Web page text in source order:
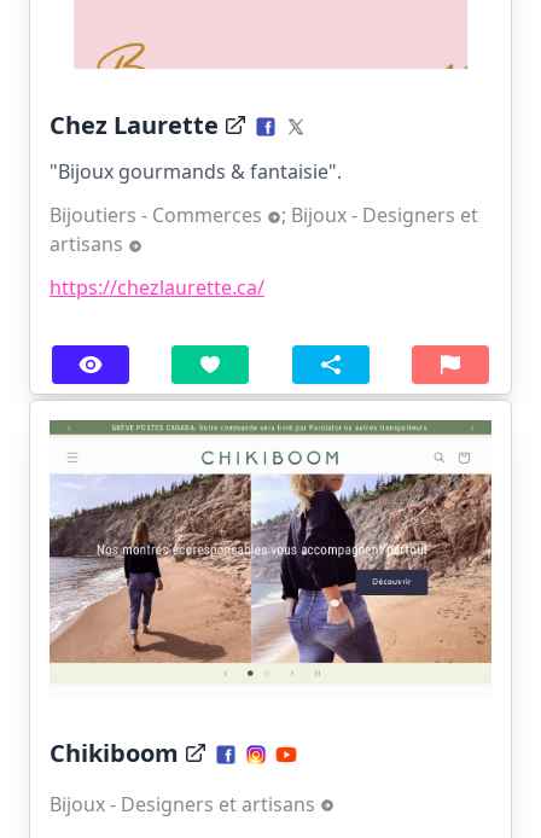
Chez Laurette
"Bijoux gourmands & fantaisie".
Bijoutiers - Commerces
; Bijoux - Designers et
artisans
https://chezlaurette.ca/
Chikiboom
Bijoux - Designers et artisans